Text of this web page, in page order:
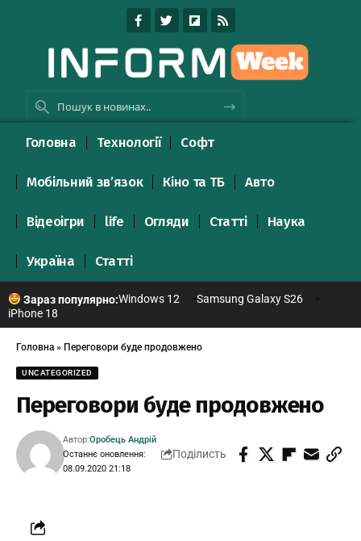
Головна Технології Софт
Мобільний зв’язок Кіно та ТБ Авто
Відеоігри life Огляди Статті Наука
Україна Статті
Зараз популярно:Windows 12
Samsung Galaxy S26
iPhone 18
Головна » Переговори буде продовжено
UNCATEGORIZED
Переговори буде продовжено
Останнє оновлення:
08.09.2020 21:18
Автор:Оробець Андрій
Поділисть